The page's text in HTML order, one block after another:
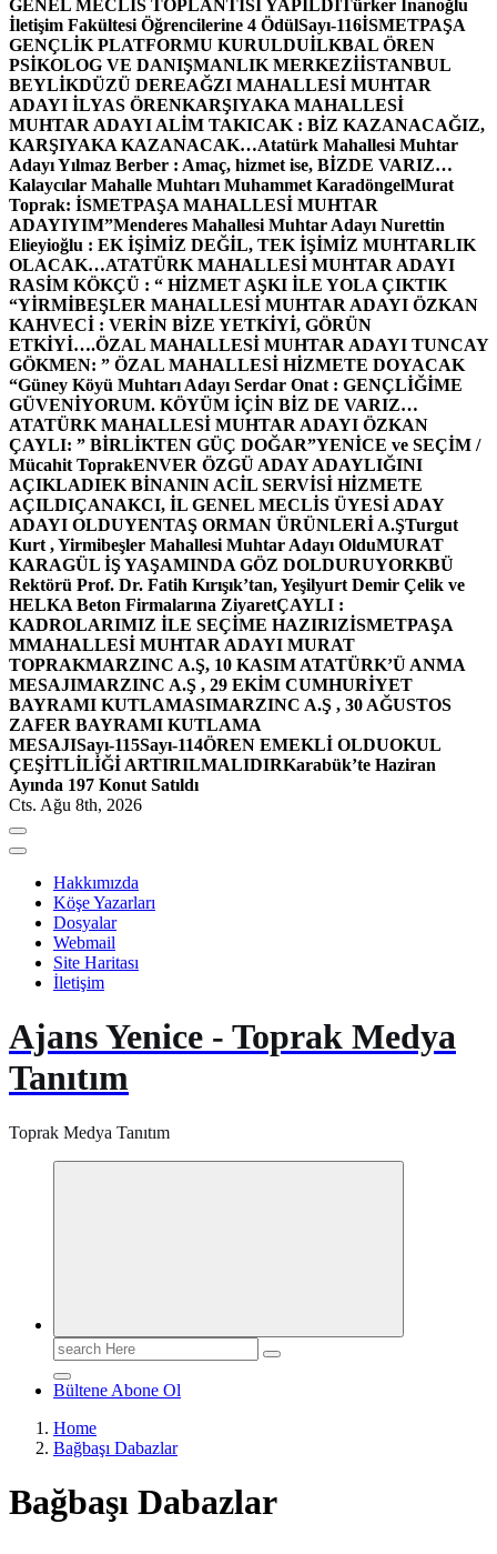
GENEL MECLİS TOPLANTISI YAPILDITürker İnanoğlu
İletişim Fakültesi Öğrencilerine 4 ÖdülSayı-116İSMETPAŞA
GENÇLİK PLATFORMU KURULDUİLKBAL ÖREN
PSİKOLOG VE DANIŞMANLIK MERKEZİİSTANBUL
BEYLİKDÜZÜ DEREAĞZI MAHALLESİ MUHTAR
ADAYI İLYAS ÖRENKARŞIYAKA MAHALLESİ
MUHTAR ADAYI ALİM TAKICAK : BİZ KAZANACAĞIZ,
KARŞIYAKA KAZANACAK…Atatürk Mahallesi Muhtar
Adayı Yılmaz Berber : Amaç, hizmet ise, BİZDE VARIZ…
Kalaycılar Mahalle Muhtarı Muhammet KaradöngelMurat
Toprak: İSMETPAŞA MAHALLESİ MUHTAR
ADAYIYIM”Menderes Mahallesi Muhtar Adayı Nurettin
Elieyioğlu : EK İŞİMİZ DEĞİL, TEK İŞİMİZ MUHTARLIK
OLACAK…ATATÜRK MAHALLESİ MUHTAR ADAYI
RASİM KÖKÇÜ : “ HİZMET AŞKI İLE YOLA ÇIKTIK
“YİRMİBEŞLER MAHALLESİ MUHTAR ADAYI ÖZKAN
KAHVECİ : VERİN BİZE YETKİYİ, GÖRÜN
ETKİYİ….ÖZAL MAHALLESİ MUHTAR ADAYI TUNCAY
GÖKMEN: ” ÖZAL MAHALLESİ HİZMETE DOYACAK
“Güney Köyü Muhtarı Adayı Serdar Onat : GENÇLİĞİME
GÜVENİYORUM. KÖYÜM İÇİN BİZ DE VARIZ…
ATATÜRK MAHALLESİ MUHTAR ADAYI ÖZKAN
ÇAYLI: ” BİRLİKTEN GÜÇ DOĞAR”YENİCE ve SEÇİM /
Mücahit ToprakENVER ÖZGÜ ADAY ADAYLIĞINI
AÇIKLADIEK BİNANIN ACİL SERVİSİ HİZMETE
AÇILDIÇANAKCI, İL GENEL MECLİS ÜYESİ ADAY
ADAYI OLDUYENTAŞ ORMAN ÜRÜNLERİ A.ŞTurgut
Kurt , Yirmibeşler Mahallesi Muhtar Adayı OlduMURAT
KARAGÜL İŞ YAŞAMINDA GÖZ DOLDURUYORKBÜ
Rektörü Prof. Dr. Fatih Kırışık’tan, Yeşilyurt Demir Çelik ve
HELKA Beton Firmalarına ZiyaretÇAYLI :
KADROLARIMIZ İLE SEÇİME HAZIRIZİSMETPAŞA
MMAHALLESİ MUHTAR ADAYI MURAT
TOPRAKMARZINC A.Ş, 10 KASIM ATATÜRK’Ü ANMA
MESAJIMARZINC A.Ş , 29 EKİM CUMHURİYET
BAYRAMI KUTLAMASIMARZINC A.Ş , 30 AĞUSTOS
ZAFER BAYRAMI KUTLAMA
MESAJISayı-115Sayı-114ÖREN EMEKLİ OLDUOKUL
ÇEŞİTLİLİĞİ ARTIRILMALIDIRKarabük’te Haziran
Ayında 197 Konut Satıldı
Cts. Ağu 8th, 2026
Hakkımızda
Köşe Yazarları
Dosyalar
Webmail
Site Haritası
İletişim
Ajans Yenice - Toprak Medya
Tanıtım
Toprak Medya Tanıtım
Search
for:
Bültene Abone Ol
Home
Bağbaşı Dabazlar
Bağbaşı Dabazlar